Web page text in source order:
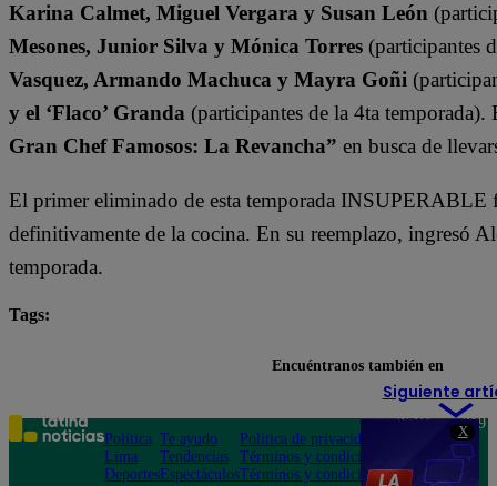
X
Karina Calmet, Miguel Vergara y Susan León
Mesones, Junior Silva y Mónica Torres (participantes
Vasquez, Armando Machuca y Mayra Goñi
y el ‘Flaco’ Granda (participantes de la 4ta temporada).
Gran Chef Famosos: La Revancha” en busca de
El primer eliminado de esta temporada INSUPERABLE
definitivamente de la cocina. En su reemplazo, ingresó
temporada.
Tags:
Siguiente
Encuéntranos también en
Política
Lima
Deportes
Te ayudo
Tendencias
Espectáculos
Política de privacidad
Términos y condiciones
Términos y condiciones
Teléfono: 219
Av. San
Felipe 968